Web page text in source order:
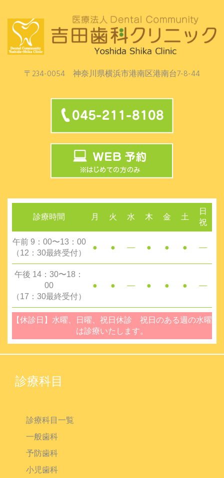
〒234-0054 神奈川県横浜市港南区港南台7-8-44
診療時間 月 火 水 木 金 土
日
祝
午前 9：00〜13：00
（12：30最終受付）
● ● ― ● ● ● ―
午後 14：30〜18：
00
（17：30最終受付）
● ● ― ● ● ● ―
【休診日】水曜、日曜、祝日休診 祝日のある週の水曜
は診療いたします。
診療科目
診療科目一覧
一般歯科
予防歯科
小児歯科